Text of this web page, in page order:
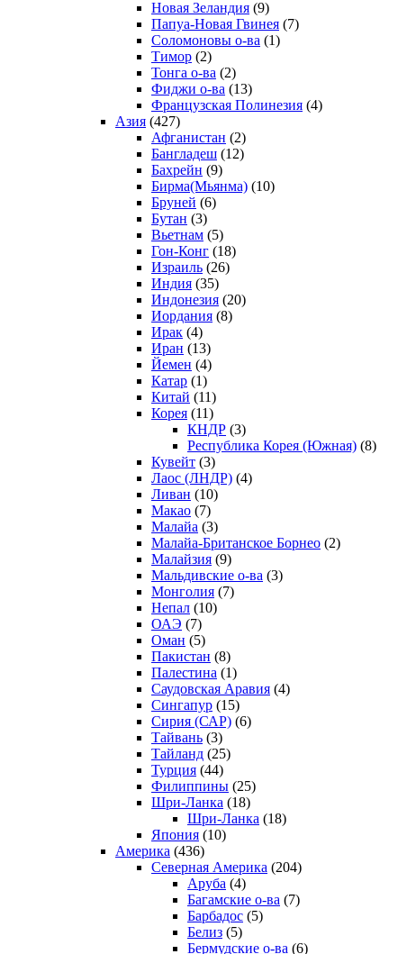
Новая Зеландия (9)
Папуа-Новая Гвинея (7)
Соломоновы о-ва (1)
Тимор (2)
Тонга о-ва (2)
Фиджи о-ва (13)
Французская Полинезия (4)
Азия (427)
Афганистан (2)
Бангладеш (12)
Бахрейн (9)
Бирма(Мьянма) (10)
Бруней (6)
Бутан (3)
Вьетнам (5)
Гон-Конг (18)
Израиль (26)
Индия (35)
Индонезия (20)
Иордания (8)
Ирак (4)
Иран (13)
Йемен (4)
Катар (1)
Китай (11)
Корея (11)
КНДР (3)
Республика Корея (Южная) (8)
Кувейт (3)
Лаос (ЛНДР) (4)
Ливан (10)
Макао (7)
Малайа (3)
Малайа-Британское Борнео (2)
Малайзия (9)
Мальдивские о-ва (3)
Монголия (7)
Непал (10)
ОАЭ (7)
Оман (5)
Пакистан (8)
Палестина (1)
Саудовская Аравия (4)
Сингапур (15)
Сирия (САР) (6)
Тайвань (3)
Тайланд (25)
Турция (44)
Филиппины (25)
Шри-Ланка (18)
Шри-Ланка (18)
Япония (10)
Америка (436)
Северная Америка (204)
Аруба (4)
Багамские о-ва (7)
Барбадос (5)
Белиз (5)
Бермудские о-ва (6)